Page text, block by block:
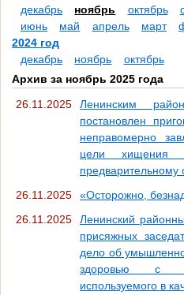
декабрь
ноябрь октябрь
июнь
май апрель март
2024 год
декабрь
ноябрь
октябрь
Архив за ноябрь 2025 года
26.11.2025
Ленинским
постановлен
неправомерно
цели хищения
предварительному
26.11.2025
«Осторожно,
26.11.2025
Ленинский
присяжных
дело об
здоровью с
используемого в